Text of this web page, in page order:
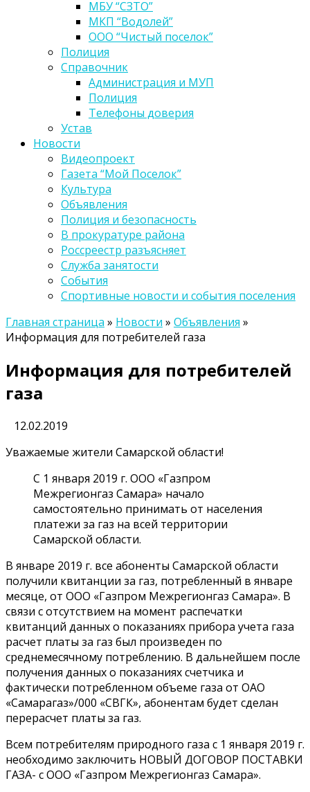
МБУ “СЗТО”
МКП “Водолей”
ООО “Чистый поселок”
Полиция
Справочник
Администрация и МУП
Полиция
Телефоны доверия
Устав
Новости
Видеопроект
Газета “Мой Поселок”
Культура
Объявления
Полиция и безопасность
В прокуратуре района
Россреестр разъясняет
Служба занятости
События
Спортивные новости и события поселения
Главная страница » Новости » Объявления »
Информация для потребителей газа
Информация для потребителей
газа
12.02.2019
Уважаемые жители Самарской области!
С 1 января 2019 г. ООО «Газпром
Межрегионгаз Самара» начало
самостоятельно принимать от населения
платежи за газ на всей территории
Самарской области.
В январе 2019 г. все абоненты Самарской области
получили квитанции за газ, потребленный в январе
месяце, от ООО «Газпром Межрегионгаз Самара». В
связи с отсутствием на момент распечатки
квитанций данных о показаниях прибора учета газа
расчет платы за газ был произведен по
среднемесячному потреблению. В дальнейшем после
получения данных о показаниях счетчика и
фактически потребленном объеме газа от ОАО
«Самарагаз»/000 «СВГК», абонентам будет сделан
перерасчет платы за газ.
Всем потребителям природного газа с 1 января 2019 г.
необходимо заключить НОВЫЙ ДОГОВОР ПОСТАВКИ
ГАЗА- с ООО «Газпром Межрегионгаз Самара».